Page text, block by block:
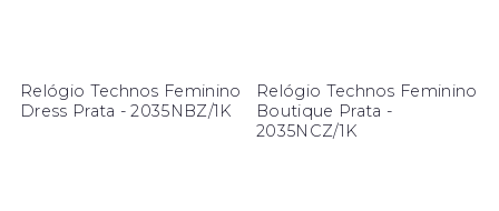
Relógio Technos Feminino
Dress Prata - 2035NBZ/1K
Relógio Technos Feminino
Boutique Prata -
2035NCZ/1K